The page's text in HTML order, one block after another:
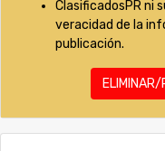
ClasificadosPR ni
veracidad de la
publicación.
ELIMINAR/